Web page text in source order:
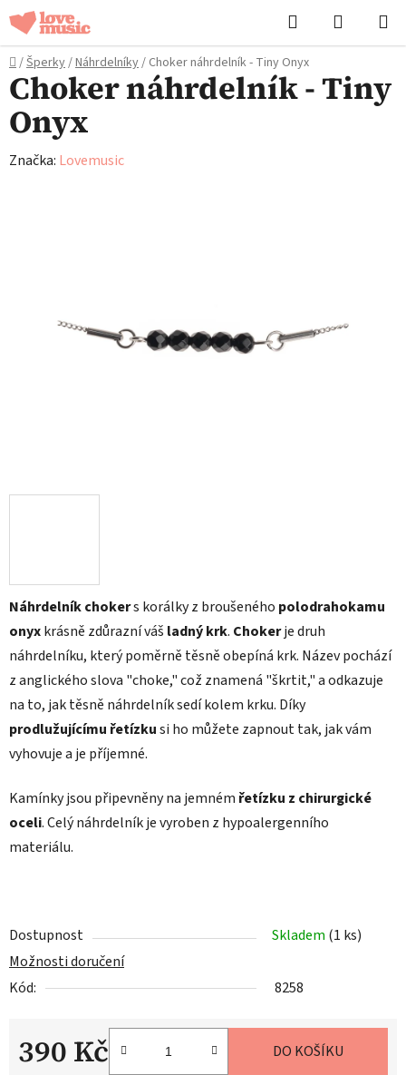
Přejít
na
obsah
Hledat
KOŠÍK
Domů
/Šperky/Náhrdelníky/ Choker náhrdelník - Tiny Onyx
Náhrdelník chokers korálky z broušeného polodrahokamu
onyxkrásně zdůrazní váš ladný krk. Chokerje druh
náhrdelníku, který poměrně těsně obepíná krk. Název pochází
z anglického slova "choke," což znamená "škrtit," a odkazuje
na to, jak těsně náhrdelník sedí kolem krku. Díky
prodlužujícímu řetízkusi ho můžete zapnout tak, jak vám
vyhovuje a je příjemné.
Kamínky jsou připevněny na jemném řetízku z chirurgické
oceli. Celý náhrdelník je vyroben z hypoalergenního
materiálu.
Dostupnost Skladem (1 ks)
Možnosti doručení
Kód:
8258
390 Kč DO KOŠÍKU
Choker náhrdelník - Tiny
Onyx
Značka: Lovemusic